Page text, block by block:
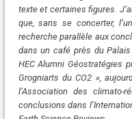
texte et certaines figures.
que, sans se concerter,
recherche parallèle aux
dans un café près du
HEC Alumni Géostratégies
Grogniarts du CO2 »,
l’Association des climato-
conclusions dans